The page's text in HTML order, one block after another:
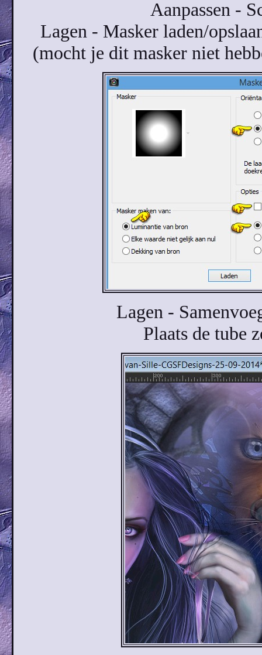
Aanpassen -
Lagen - Masker laden/
(mocht je dit masker niet
Lagen -
Plaats de tube